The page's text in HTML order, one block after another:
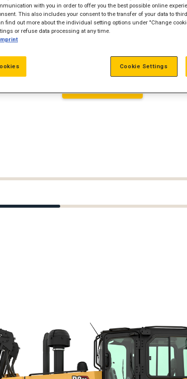
til en lavere pris med en
service-/
i branchen arbejder
at få mest muligt ud af din
with you in order to offer you the best possible online
This also includes your consent to the transfer of your data to
find out more about the individual setting options under "Change
or refuse data processing at any time.
Cookie Settings